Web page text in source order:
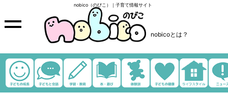
nobico（のびこ）｜子育て情報サイト
nobicoとは？